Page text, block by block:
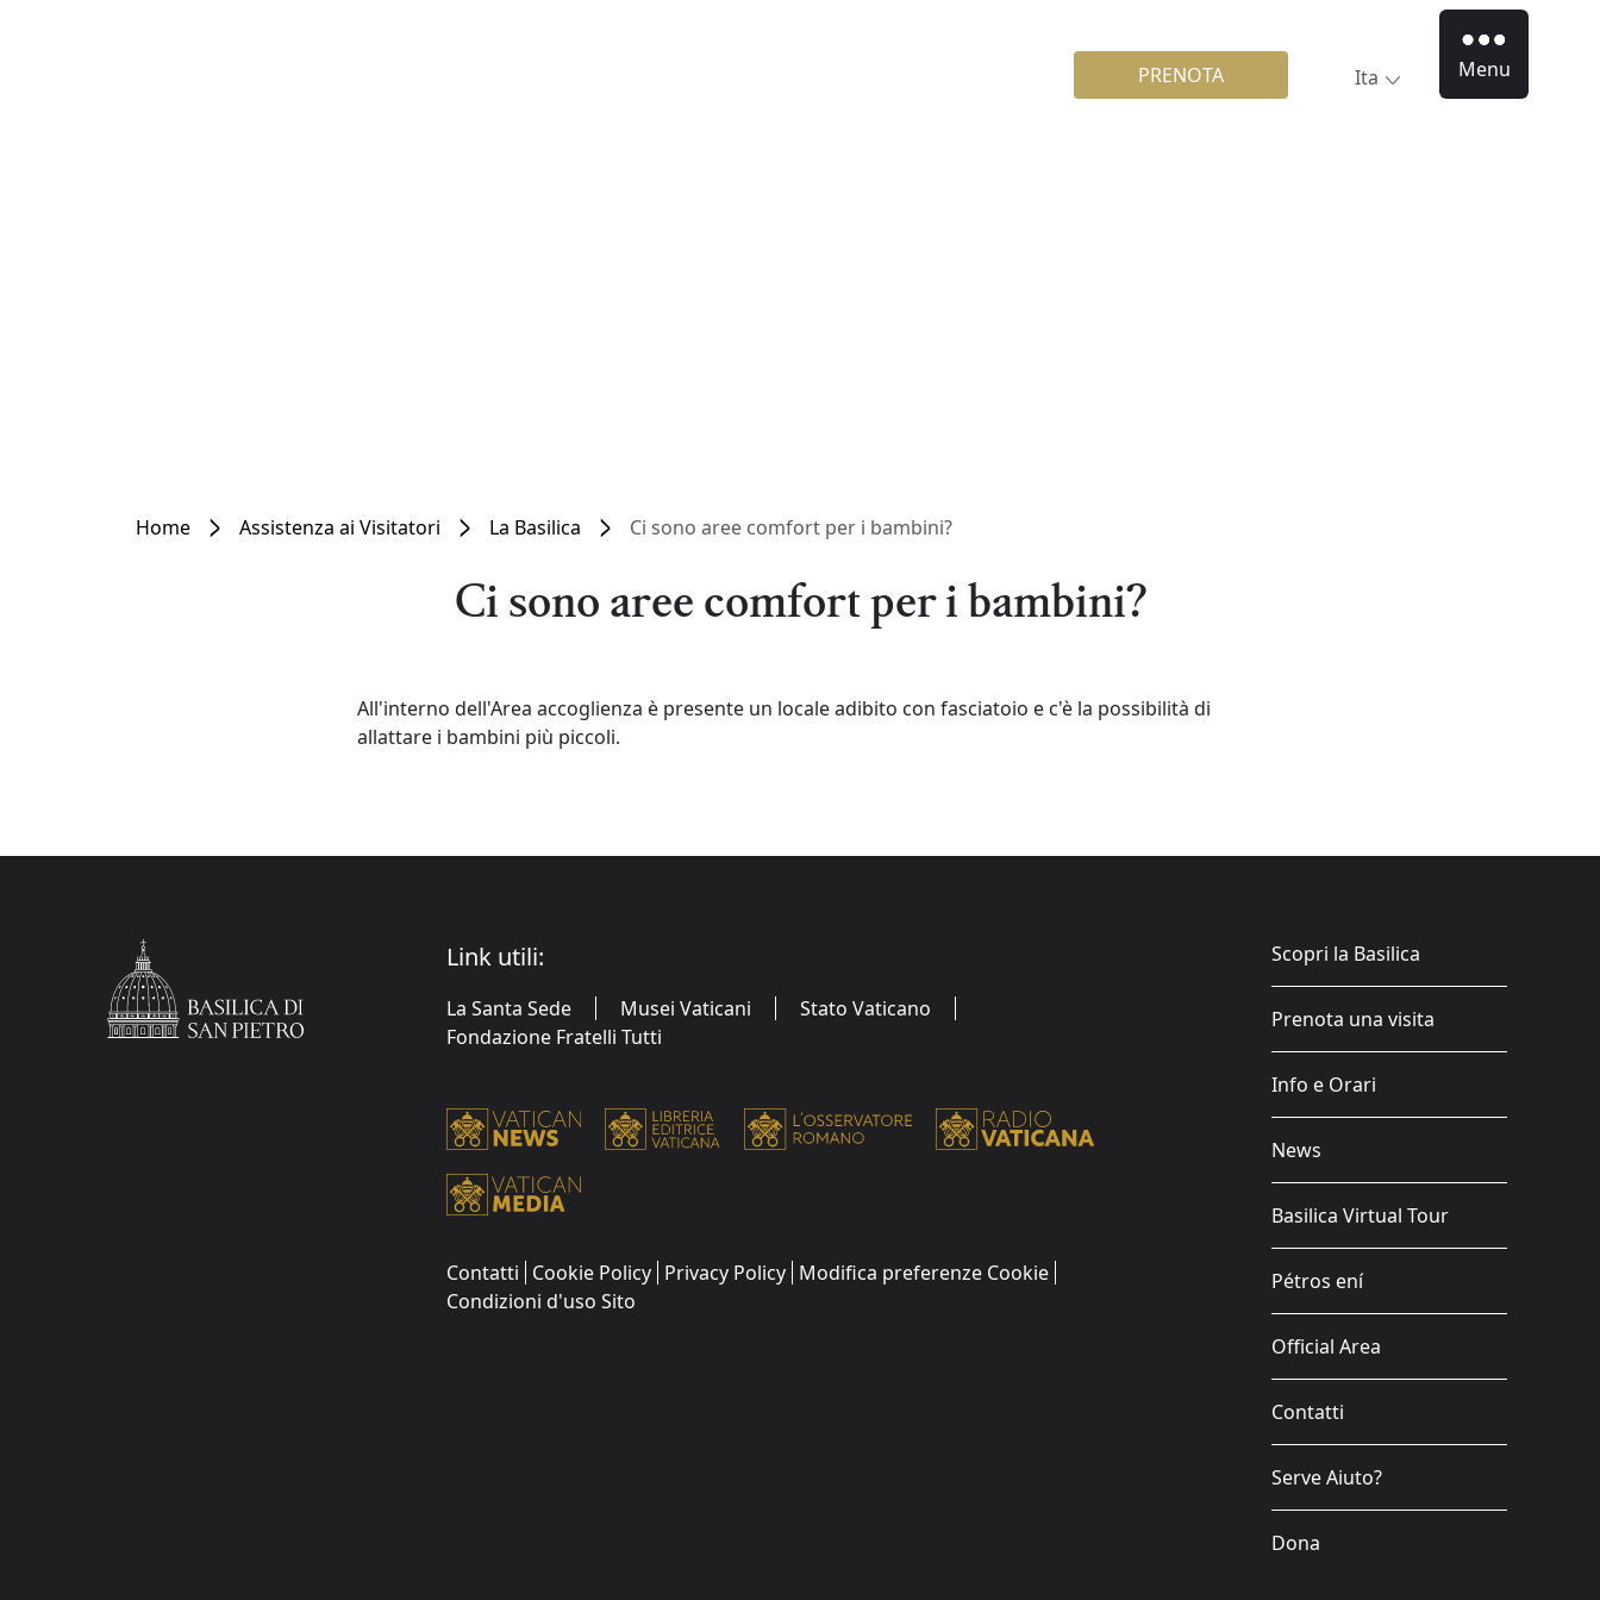
PRENOTA Ita Menu
Home Assistenza ai Visitatori La Basilica Ci sono aree comfort per i bambini?
Ci sono aree comfort per i bambini?
All'interno dell'Area accoglienza è presente un locale adibito con fasciatoio e c'è la possibilità di
allattare i bambini più piccoli.
Link utili:
La Santa Sede Musei Vaticani
Stato Vaticano
Fondazione Fratelli Tutti
Contatti Cookie Policy Privacy Policy Modifica preferenze Cookie
Condizioni d'uso Sito
Scopri la Basilica
Prenota una visita
Info e Orari
News
Basilica Virtual Tour
Pétros ení
Official Area
Contatti
Serve Aiuto?
Dona